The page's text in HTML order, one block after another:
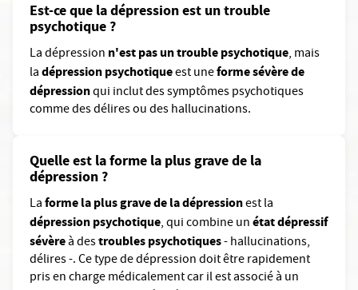
Est-ce que la dépression est un trouble
psychotique ?
La dépression n'est pas un trouble psychotique, mais
ladépression psychotiqueest uneforme sévère de
dépressionqui inclut des symptômes psychotiques
comme des délires ou des hallucinations.
Quelle est la forme la plus grave de la
dépression ?
Laforme la plus grave de la dépressionest la
dépression psychotique, qui combine unétat dépressif
sévèreà destroubles psychotiques- hallucinations,
délires -. Ce type de dépression doit être rapidement
pris en charge médicalement car il est associé à un